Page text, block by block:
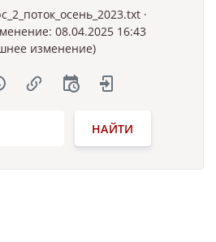
·
08.04.2025 16:43
изменение)
НАЙТИ